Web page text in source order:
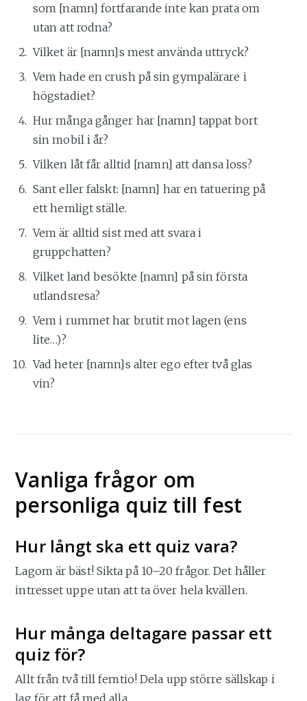
som [namn] fortfarande inte kan prata om
utan att rodna?
Vilket är [namn]s mest använda uttryck?
Vem hade en crush på sin gympalärare i
högstadiet?
Hur många gånger har [namn] tappat bort
sin mobil i år?
Vilken låt får alltid [namn] att dansa loss?
Sant eller falskt: [namn] har en tatuering på
ett hemligt ställe.
Vem är alltid sist med att svara i
gruppchatten?
Vilket land besökte [namn] på sin första
utlandsresa?
Vem i rummet har brutit mot lagen (ens
lite…)?
Vad heter [namn]s alter ego efter två glas
vin?
Vanliga frågor om
personliga quiz till fest
Hur långt ska ett quiz vara?
Lagom är bäst! Sikta på 10–20 frågor. Det håller
intresset uppe utan att ta över hela kvällen.
Hur många deltagare passar ett
quiz för?
Allt från två till femtio! Dela upp större sällskap i
lag för att få med alla.